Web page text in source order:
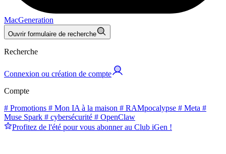
MacGeneration
Ouvrir formulaire de recherche
Recherche
Connexion ou création de compte
Compte
# Promotions # Mon IA à la maison # RAMpocalypse # Meta #
Muse Spark # cybersécurité # OpenClaw
Profitez de l'été pour vous abonner au Club iGen !